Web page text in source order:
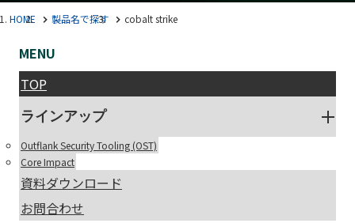
HOME 製品名で探す cobalt strike
MENU
TOP
ラインアップ
Outflank Security Tooling (OST)
Core Impact
資料ダウンロード
お問合わせ